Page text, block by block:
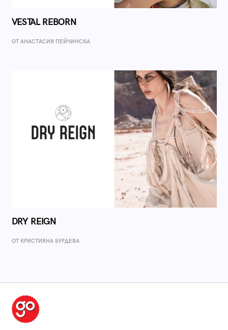
VESTAL REBORN
ОТ AНАСТАСИЯ ПЕЙЧИНСКА
DRY REIGN
ОТ КРИСТИЯНА БУРДЕВА